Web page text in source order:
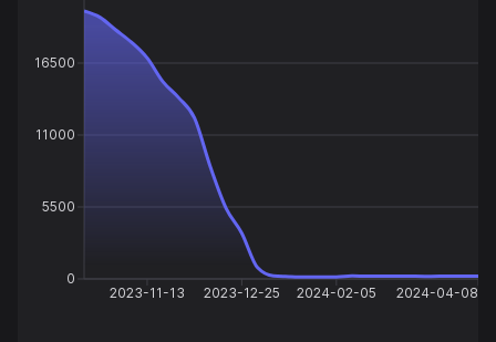
2023-11-13 2023-12-25 2024-02-05 2024-04-08
0
5500
11000
16500